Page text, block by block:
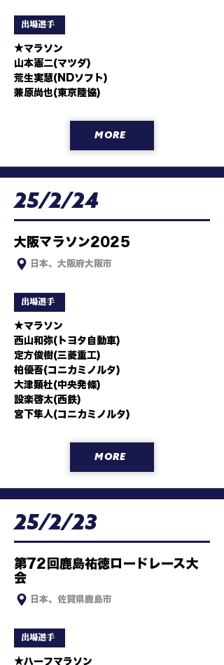
出場選手
★マラソン
山本憲二(マツダ)
荒生実慧(NDソフト)
兼原尚也(東京陸協)
MORE
25/2/24
大阪マラソン2025
日本、大阪府大阪市
出場選手
★マラソン
西山和弥(トヨタ自動車)
定方俊樹(三菱重工)
柏優吾(コニカミノルタ)
大津顕杜(中央発條)
設楽啓太(西鉄)
宮下隼人(コニカミノルタ)
MORE
25/2/23
第72回鹿島祐徳ロードレース大
会
日本、佐賀県鹿島市
出場選手
★ハーフマラソン